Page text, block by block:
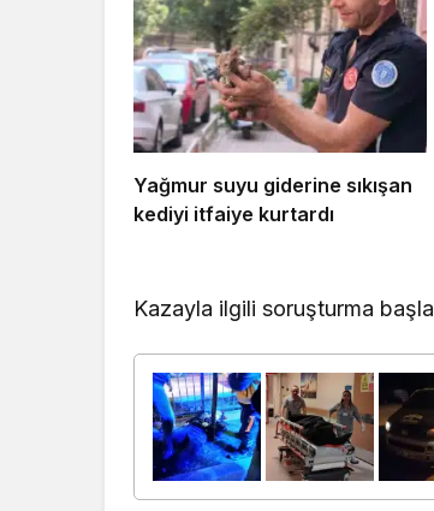
Yağmur suyu giderine sıkışan
kediyi itfaiye kurtardı
Kazayla ilgili soruşturma